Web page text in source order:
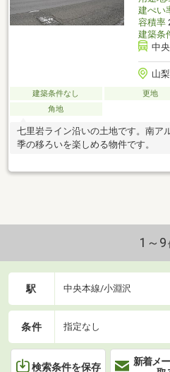
建ぺい
容積率
建築条
中
山
建築条件なし 更地
角地
七里岩ライン沿いの土地です。南ア
季の移ろいを楽しめる物件です。
1～9
駅 中央本線/小淵沢
条件 指定なし
検索条件を保存
新着メ